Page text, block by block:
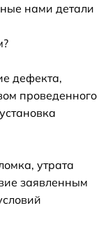
нами детали
дефекта,
проведенного
утрата
заявленным